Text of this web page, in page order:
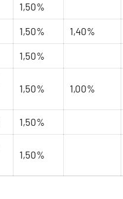
1,50%
1,50% 1,40%
1,50%
1,50% 1,00%
1,50%
1,50%